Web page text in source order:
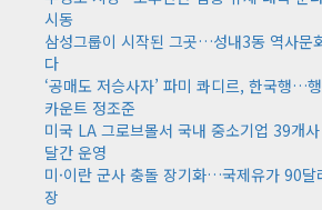
시동
삼성그룹이 시작된 그곳…성내3동 역사문
다
‘공매도 저승사자’ 파미 콰디르, 한국행…
카운트 정조준
미국 LA 그로브몰서 국내 중소기업 39개
달간 운영
미·이란 군사 충돌 장기화…국제유가 90달
장